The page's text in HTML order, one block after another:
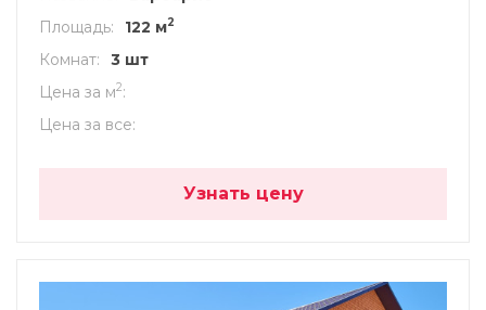
Площадь
122 м2
Комнат
3 шт
Цена за м2
Цена за все
Узнать цену